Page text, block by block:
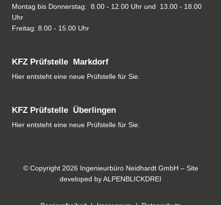
Montag bis Donnerstag: 8.00 - 12.00 Uhr und 13.00 - 18.00
Uhr
Freitag: 8.00 - 15.00 Uhr
KFZ Prüfstelle Markdorf
Hier entsteht eine neue Prüfstelle für Sie.
KFZ Prüfstelle Überlingen
Hier entsteht eine neue Prüfstelle für Sie.
© Copyright 2026 Ingenieurbüro Neidhardt GmbH – Site
developed byALPENBLICKDREI